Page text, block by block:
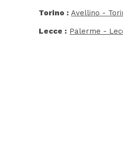
Torino : Avellino -
Lecce : Palerme -